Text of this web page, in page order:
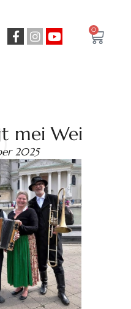
0
mei Wei
2025